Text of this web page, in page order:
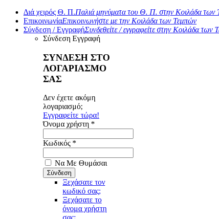
Διά χειρός Θ. Π.Παλιά μηνύματα του Θ. Π. στην Κοιλάδα των
ΕπικοινωνίαΕπικοινωνήστε με την Κοιλάδα των Τεμπών
Σύνδεση / ΕγγραφήΣυνδεθείτε / εγγραφείτε στην Κοιλάδα των
Σύνδεση Εγγραφή
ΣΥΝΔΕΣΗ ΣΤΟ
ΛΟΓΑΡΙΑΣΜΟ
ΣΑΣ
Δεν έχετε ακόμη
λογαριασμό;
Εγγραφείτε τώρα!
Όνομα χρήστη *
Κωδικός *
Να Με Θυμάσαι
Ξεχάσατε τον
κωδικό σας;
Ξεχάσατε το
όνομα χρήστη